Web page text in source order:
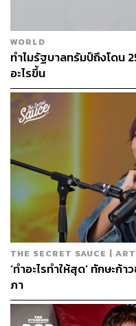
WORLD
ทำไมรัฐบาลทรัมป์ถึงโดน
อะไรขึ้น
THE SECRET SAUCE |
‘ทำอะไรทำให้สุด’ ทักษะก้
ภา